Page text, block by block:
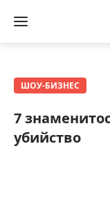
ШОУ-БИЗНЕС
7
убийство